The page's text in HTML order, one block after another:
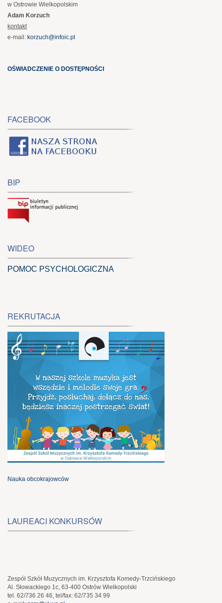
w Ostrowie Wielkopolskim
Adam Korzuch
kontakt
e-mail: korzuch@infoic.pl
OŚWIADCZENIE O DOSTĘPNOŚCI
FACEBOOK
BIP
WIDEO
POMOC PSYCHOLOGICZNA
REKRUTACJA
Nauka obcokrajowców
LAUREACI KONKURSÓW
Zespół Szkół Muzycznych im. Krzysztofa Komedy-Trzcińskiego
Al. Słowackiego 1c, 63-400 Ostrów Wielkopolski
tel. 62/736 26 46, tel/fax: 62/735 34 99